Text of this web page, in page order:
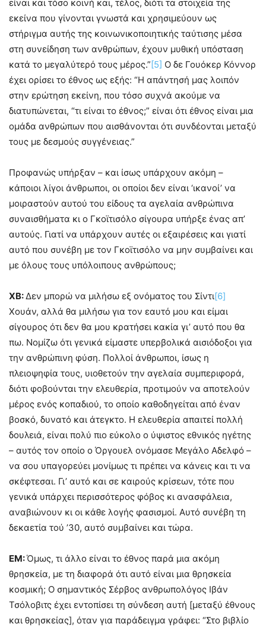
είναι και τόσο κοινή και, τέλος, διότι τα στοιχεία της
εκείνα που γίνονται γνωστά και χρησιμεύουν ως
στήριγμα αυτής της κοινωνικοποιητικής ταύτισης μέσα
στη συνείδηση των ανθρώπων, έχουν μυθική υπόσταση
κατά το μεγαλύτερό τους μέρος.” [5] Ο δε Γουόκερ Κόννορ
έχει ορίσει το έθνος ως εξής: “Η απάντησή μας λοιπόν
στην ερώτηση εκείνη, που τόσο συχνά ακούμε να
διατυπώνεται, “τι είναι το έθνος;” είναι ότι έθνος είναι μια
ομάδα ανθρώπων που αισθάνονται ότι συνδέονται μεταξύ
τους με δεσμούς συγγένειας.”
Προφανώς υπήρξαν – και ίσως υπάρχουν ακόμη –
κάποιοι λίγοι άνθρωποι, οι οποίοι δεν είναι ‘ικανοί’ να
μοιραστούν αυτού του είδους τα αγελαία ανθρώπινα
συναισθήματα κι ο Γκοϊτισόλο σίγουρα υπήρξε ένας απ’
αυτούς. Γιατί να υπάρχουν αυτές οι εξαιρέσεις και γιατί
αυτό που συνέβη με τον Γκοϊτισόλο να μην συμβαίνει και
με όλους τους υπόλοιπους ανθρώπους;
ΧΒ:Δεν μπορώ να μιλήσω εξ ονόματος του Σίντι[6]
Χουάν, αλλά θα μιλήσω για τον εαυτό μου και είμαι
σίγουρος ότι δεν θα μου κρατήσει κακία γι’ αυτό που θα
πω. Νομίζω ότι γενικά είμαστε υπερβολικά αισιόδοξοι για
την ανθρώπινη φύση. Πολλοί άνθρωποι, ίσως η
πλειοψηφία τους, υιοθετούν την αγελαία συμπεριφορά,
διότι φοβούνται την ελευθερία, προτιμούν να αποτελούν
μέρος ενός κοπαδιού, το οποίο καθοδηγείται από έναν
βοσκό, δυνατό και άτεγκτο. Η ελευθερία απαιτεί πολλή
δουλειά, είναι πολύ πιο εύκολο ο ύψιστος εθνικός ηγέτης
– αυτός τον οποίο ο Όργουελ ονόμασε Μεγάλο Αδελφό –
να σου υπαγορεύει μονίμως τι πρέπει να κάνεις και τι να
σκέφτεσαι. Γι’ αυτό και σε καιρούς κρίσεων, τότε που
γενικά υπάρχει περισσότερος φόβος κι ανασφάλεια,
αναβιώνουν κι οι κάθε λογής φασισμοί. Αυτό συνέβη τη
δεκαετία τού ’30, αυτό συμβαίνει και τώρα.
ΕΜ:Όμως, τι άλλο είναι το έθνος παρά μια ακόμη
θρησκεία, με τη διαφορά ότι αυτό είναι μια θρησκεία
κοσμική; Ο σημαντικός Σέρβος ανθρωπολόγος Ιβάν
Τσόλοβιτς έχει εντοπίσει τη σύνδεση αυτή [μεταξύ έθνους
και θρησκείας], όταν για παράδειγμα γράφει: “Στο βιβλίο